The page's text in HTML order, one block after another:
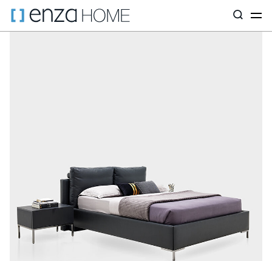
Главная страница Мебель для спальни Кровати и изголовья